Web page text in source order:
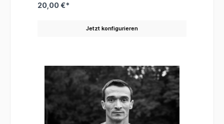
1978 zum Double: Meisterschaft und Pokalsieg.
einen Namen gemacht. Franz Kremer verpflichtete
bescheiden hat er eine großartige Karriere gemacht.
Von der B-Jugend an spielte er für den 1.FC. Er wurde
mit seinem Club zweimal deutscher Meister (1962
und 1964) Die letzten Jahre seiner Karriere spielte er
in der Regionalliga für Viktoria Köln. Sturm, der auch
einige Länderspile bestritt, nahm für den DFB an den
Weltmeisterschaften in Schweden (1958) und in
Chile(1962) teil
20,00 €*
Jetzt konfigurieren